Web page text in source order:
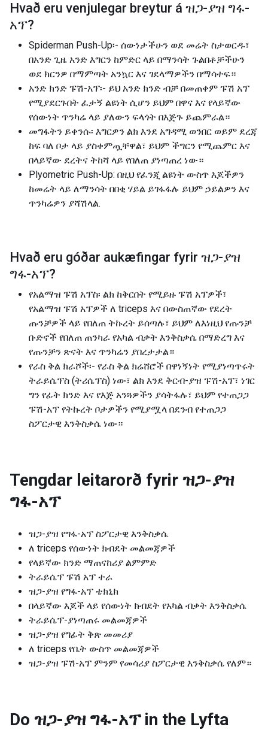
Hvað eru venjulegar breytur á ዝጋ-ያዝ ግፋ-
አፕ?
Spiderman Push-Up፡- ሰውነታችሁን ወደ መሬት ስታወርዱ፣
በአንድ ጊዜ አንድ እግርን ከምድር ላይ በማንሳት ጉልበቶቻችሁን
ወደ ክርንዎ በማምጣት አንኳር እና ገደላማዎችን በማሳተፍ።
አንድ ክንድ ፑሽ-አፕ፡- ይህ አንድ ክንድ ብቻ በመጠቀም ፑሽ አፕ
የሚያደርጉበት ፈታኝ ልዩነት ሲሆን ይህም በዋና እና የላይኛው
የሰውነት ጥንካሬ ላይ ያለውን ፍላጎት በእጅጉ ይጨምራል።
መግፋትን ይቀንሱ፡ እግርዎን ልክ እንደ አግዳሚ ወንበር ወይም ደረጃ
ከፍ ባለ ቦታ ላይ ያስቀምጧቸዋል፣ ይህም ችግርን የሚጨምር እና
በላይኛው ደረትና ትከሻ ላይ የበለጠ ያነጣጠረ ነው።
Plyometric Push-Up: በዚህ የፈንጂ ልዩነት ውስጥ እጆችዎን
ከመሬት ላይ ለማንሳት በበቂ ሃይል ይገፋፋሉ ይህም ኃይልዎን እና
ጥንካሬዎን ያሻሽላል.
Hvað eru góðar aukæfingar fyrir ዝጋ-ያዝ
ግፋ-አፕ?
የአልማዝ ፑሽ አፕስ፡ ልክ ከቅርበት የሚይዙ ፑሽ አፕዎች፣
የአልማዝ ፑሽ አፕዎች ለ triceps እና በውስጠኛው የደረት
ጡንቻዎች ላይ የበለጠ ትኩረት ይሰጣሉ፣ ይህም ለእነዚህ የጡንቻ
ቡድኖች የበለጠ ጠንካራ የአካል ብቃት እንቅስቃሴ በማድረግ እና
የጡንቻን ጽናት እና ጥንካሬን ያበረታታል።
የራስ ቅል ክራሾች፡- የራስ ቅል ክሬሸሮች በዋነኝነት የሚያነጣጥሩት
ትራይሴፕስ (ትሪሴፕስ) ነው፣ ልክ እንደ ቅርብ-ያዝ ፑሽ-አፕ፣ ነገር
ግን የፊት ክንድ እና የእጅ አንጓዎችን ያሳትፋሉ፣ ይህም የተጠጋጋ
ፑሽ-አፕ የትኩረት ቦታዎችን የሚያሟላ በደንብ የተጠጋጋ
ስፖርታዊ እንቅስቃሴ ነው።
Tengdar leitarorð fyrir ዝጋ-ያዝ
ግፋ-አፕ
ዝጋ-ያዝ የግፋ-አፕ ስፖርታዊ እንቅስቃሴ
ለ triceps የሰውነት ክብደት መልመጃዎች
የላይኛው ክንድ ማጠናከሪያ ልምምድ
ትራይሴፕ ፑሽ አፕ ተራ
ዝጋ-ያዝ የግፋ-አፕ ቴክኒክ
በላይኛው እጆች ላይ የሰውነት ክብደት የአካል ብቃት እንቅስቃሴ
ትራይሴፕ-ያነጣጠሩ መልመጃዎች
ዝጋ-ያዝ የግፊት ቅጽ መመሪያ
ለ triceps የቤት ውስጥ መልመጃዎች
ዝጋ-ያዝ ፑሽ-አፕ ምንም የመሳሪያ ስፖርታዊ እንቅስቃሴ የለም።
Do ዝጋ-ያዝ ግፋ-አፕ in the Lyfta